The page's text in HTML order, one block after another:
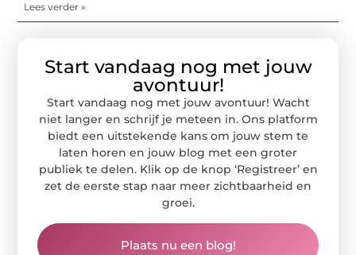
Lees verder »
Start vandaag nog met jouw
avontuur!
Start vandaag nog met jouw avontuur! Wacht
niet langer en schrijf je meteen in. Ons platform
biedt een uitstekende kans om jouw stem te
laten horen en jouw blog met een groter
publiek te delen. Klik op de knop ‘Registreer’ en
zet de eerste stap naar meer zichtbaarheid en
groei.
Plaats nu een blog!